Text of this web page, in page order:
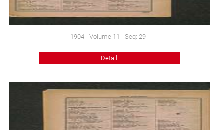
1904 - Volume 11 - Seq: 29
Detail